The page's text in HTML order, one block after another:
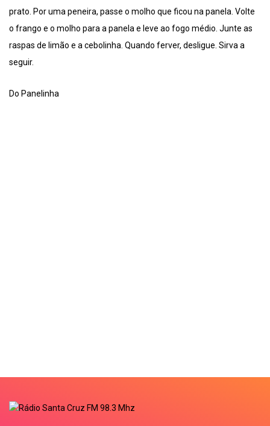
prato. Por uma peneira, passe o molho que ficou na panela. Volte
o frango e o molho para a panela e leve ao fogo médio. Junte as
raspas de limão e a cebolinha. Quando ferver, desligue. Sirva a
seguir.
Do Panelinha